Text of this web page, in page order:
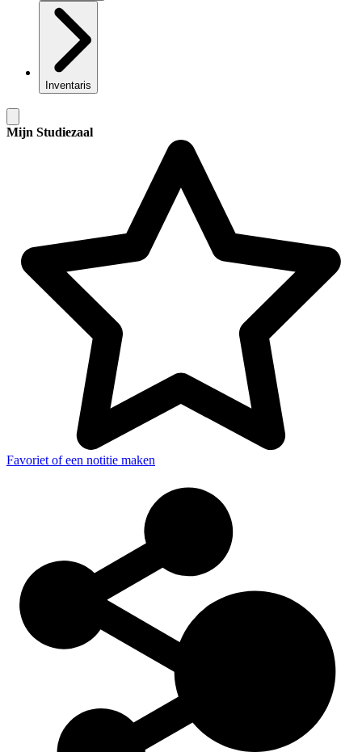
Inventaris
Mijn Studiezaal
Favoriet of een notitie maken